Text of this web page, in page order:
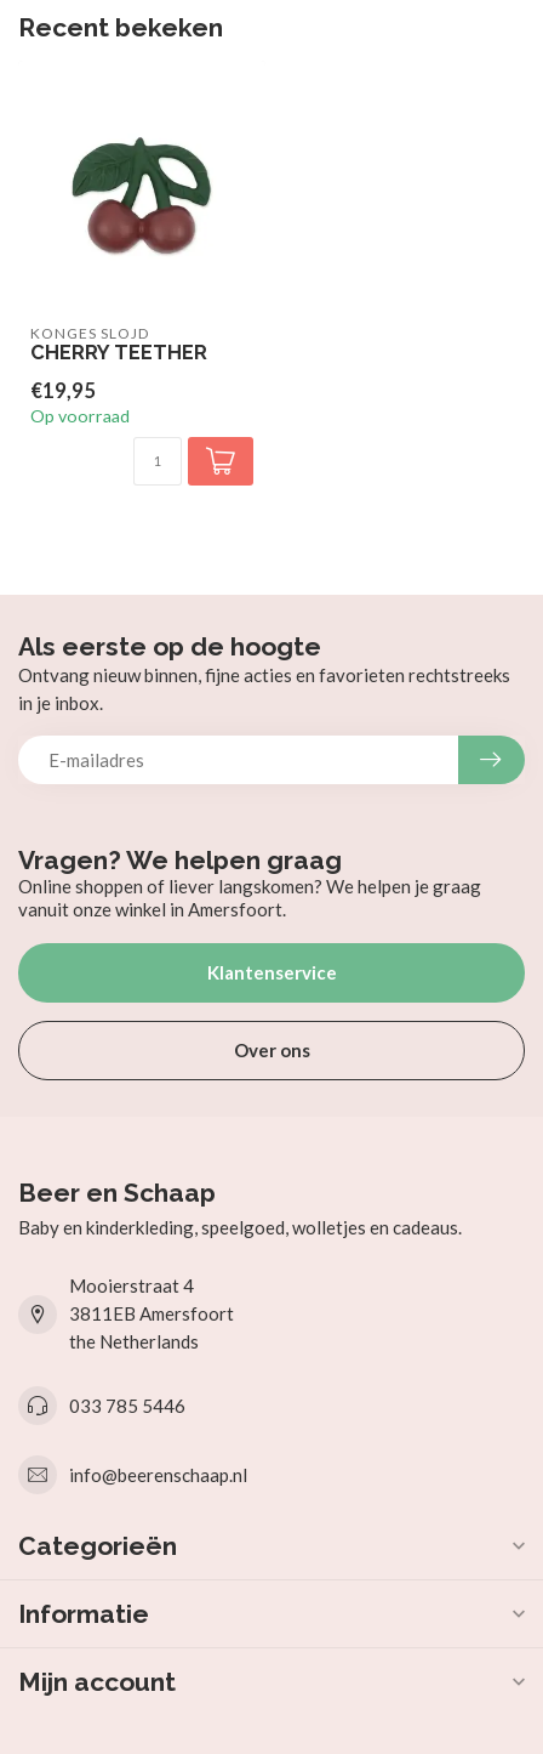
Recent bekeken
KONGES SLOJD
CHERRY TEETHER
€19,95
Op voorraad
Vragen? We helpen graag
Online shoppen of liever langskomen? We helpen je graag
vanuit onze winkel in Amersfoort.
Klantenservice
Over ons
Als eerste op de hoogte
Ontvang nieuw binnen, fijne acties en favorieten rechtstreeks
in je inbox.
Beer en Schaap
Baby en kinderkleding, speelgoed, wolletjes en cadeaus.
Mooierstraat 4
3811EB Amersfoort
the Netherlands
033 785 5446
info@beerenschaap.nl
Categorieën
Informatie
Mijn account